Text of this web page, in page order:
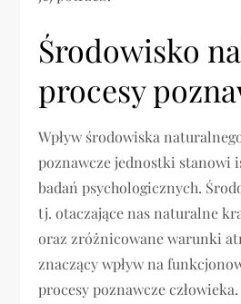
Środowisko
procesy
Wpływ środowiska
poznawcze jednostki stanowi
badań psychologicznych.
tj. otaczające nas naturalne
oraz zróżnicowane warunki
znaczący wpływ na
procesy poznawcze